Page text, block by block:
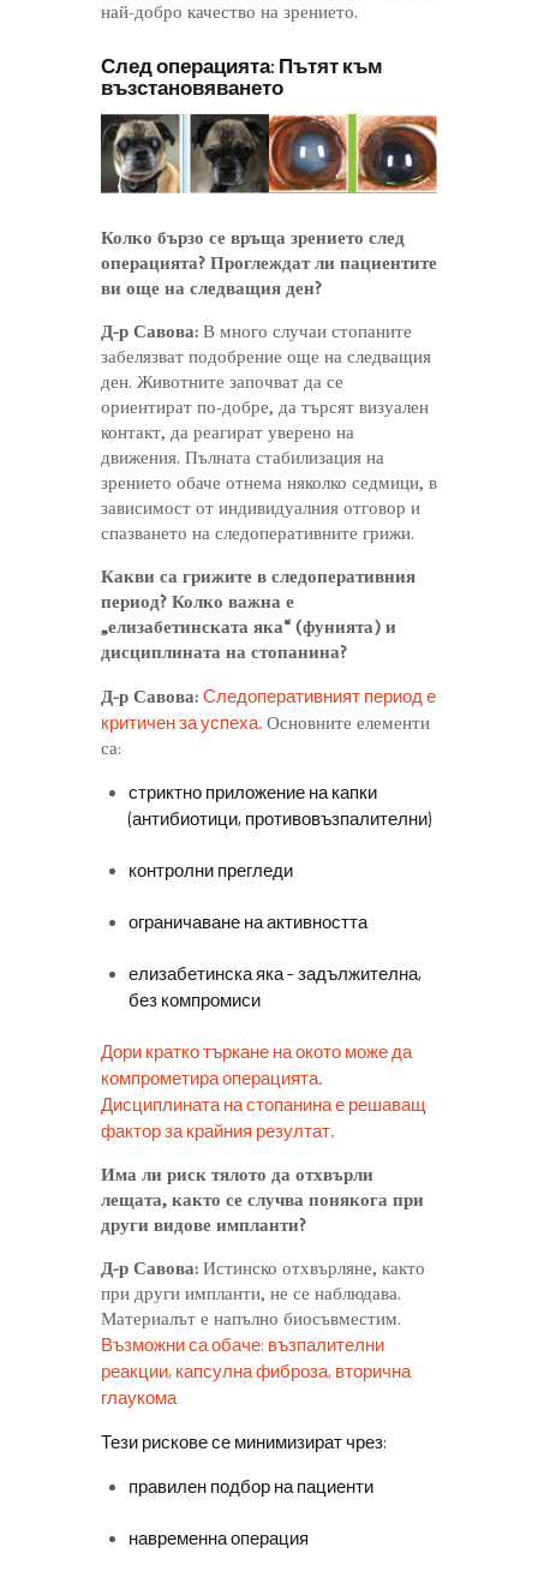
най-добро качество на зрението.
След операцията: Пътят към
възстановяването
Колко бързо се връща зрението след
операцията? Проглеждат ли пациентите
ви още на следващия ден?
Д-р Савова: В много случаи стопаните
забелязват подобрение още на следващия
ден. Животните започват да се
ориентират по-добре, да търсят визуален
контакт, да реагират уверено на
движения. Пълната стабилизация на
зрението обаче отнема няколко седмици, в
зависимост от индивидуалния отговор и
спазването на следоперативните грижи.
Какви са грижите в следоперативния
период? Колко важна е
„елизабетинската яка“ (фунията) и
дисциплината на стопанина?
Д-р Савова: Следоперативният период е
критичен за успеха. Основните елементи
са:
стриктно приложение на капки
(антибиотици, противовъзпалителни)
контролни прегледи
ограничаване на активността
елизабетинска яка – задължителна,
без компромиси
Дори кратко търкане на окото може да
компрометира операцията.
Дисциплината на стопанина е решаващ
фактор за крайния резултат.
Има ли риск тялото да отхвърли
лещата, както се случва понякога при
други видове импланти?
Д-р Савова: Истинско отхвърляне, както
при други импланти, не се наблюдава.
Материалът е напълно биосъвместим.
Възможни са обаче: възпалителни
реакции, капсулна фиброза, вторична
глаукома
Тези рискове се минимизират чрез:
правилен подбор на пациенти
навременна операция